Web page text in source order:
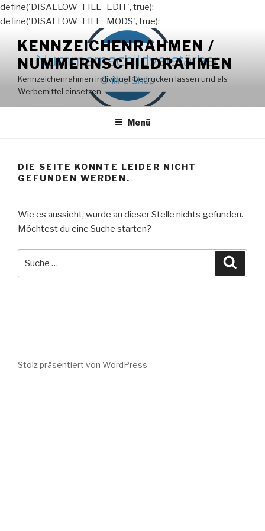
define('DISALLOW_FILE_EDIT', true);
define('DISALLOW_FILE_MODS', true);
Inhalt
springen
KENNZEICHENRAHMEN /
NUMMERNSCHILDRAHMEN
Kennzeichenrahmen individuell bedrucken lassen und als
Werbemittel einsetzen
Menü
DIE SEITE KONNTE LEIDER NICHT
GEFUNDEN WERDEN.
Wie es aussieht, wurde an dieser Stelle nichts gefunden.
Möchtest du eine Suche starten?
Stolz präsentiert von WordPress